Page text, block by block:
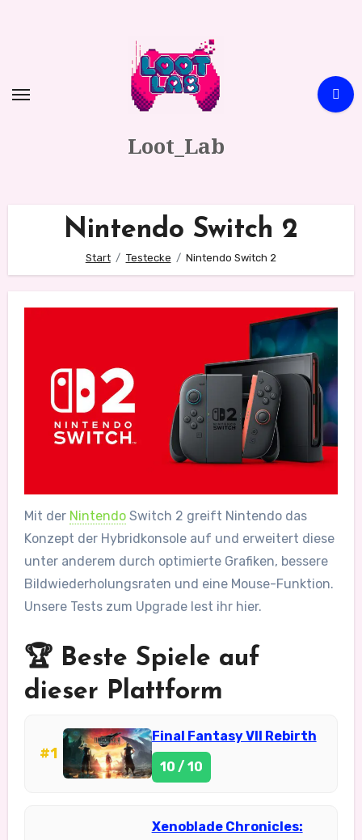
Loot_Lab
Nintendo Switch 2
Start Testecke Nintendo Switch 2
Mit der NintendoSwitch 2 greift Nintendo das
Konzept der Hybridkonsole auf und erweitert diese
unter anderem durch optimierte Grafiken, bessere
Bildwiederholungsraten und eine Mouse-Funktion.
Unsere Tests zum Upgrade lest ihr hier.
🏆 Beste Spiele auf
dieser Plattform
#1
Final Fantasy VII Rebirth
10 / 10
Xenoblade Chronicles: